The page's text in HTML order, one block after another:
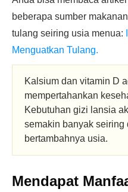
beberapa sumber
tulang seiring usia menua:
Menguatkan Tulang.
Kalsium dan vitamin D
mempertahankan
Kebutuhan gizi lansia
semakin banyak seiring
bertambahnya usia.
Mendapat